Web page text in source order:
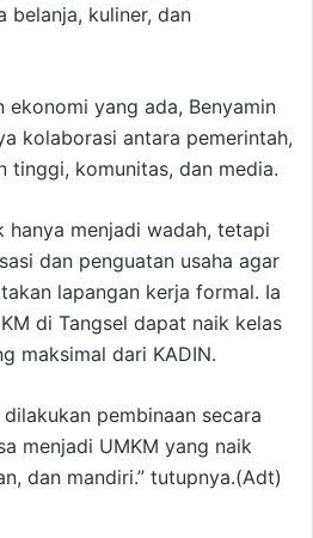
belanja, kuliner, dan
ekonomi yang ada, Benyamin
kolaborasi antara pemerintah,
tinggi, komunitas, dan media.
hanya menjadi wadah, tetapi
dan penguatan usaha agar
lapangan kerja formal. Ia
di Tangsel dapat naik kelas
maksimal dari KADIN.
pembinaan secara
menjadi UMKM yang naik
dan mandiri.” tutupnya.(Adt)